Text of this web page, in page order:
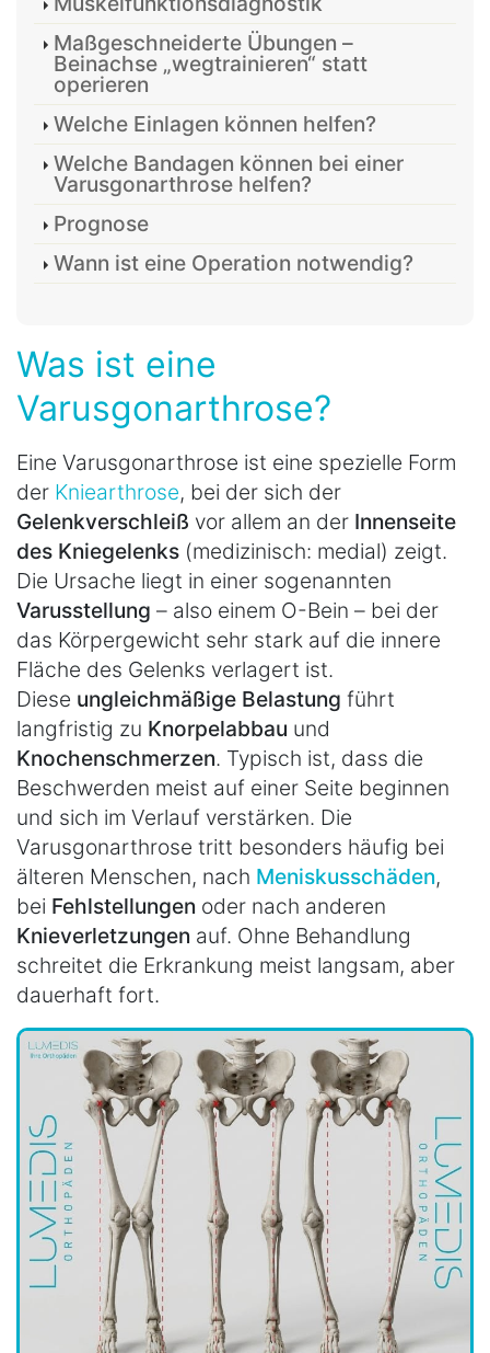
Maßgeschneiderte Übungen –
Beinachse „wegtrainieren“ statt
operieren
Welche Einlagen können helfen?
Welche Bandagen können bei einer
Varusgonarthrose helfen?
Prognose
Wann ist eine Operation notwendig?
Was ist eine
Varusgonarthrose?
Eine Varusgonarthrose ist eine spezielle Form
der Kniearthrose, bei der sich der
Gelenkverschleiß vor allem an der Innenseite
des Kniegelenks (medizinisch: medial) zeigt.
Die Ursache liegt in einer sogenannten
Varusstellung – also einem O-Bein – bei der
das Körpergewicht sehr stark auf die innere
Fläche des Gelenks verlagert ist.
Diese ungleichmäßige Belastung führt
langfristig zu Knorpelabbau und
Knochenschmerzen. Typisch ist, dass die
Beschwerden meist auf einer Seite beginnen
und sich im Verlauf verstärken. Die
Varusgonarthrose tritt besonders häufig bei
älteren Menschen, nach Meniskusschäden,
bei Fehlstellungen oder nach anderen
Knieverletzungen auf. Ohne Behandlung
schreitet die Erkrankung meist langsam, aber
dauerhaft fort.